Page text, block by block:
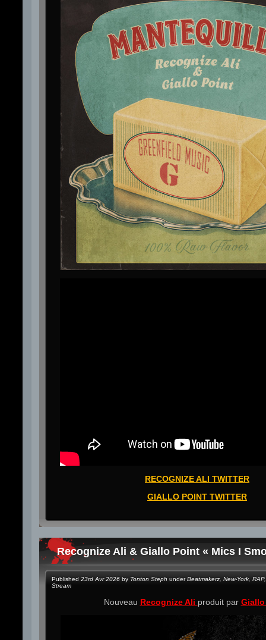
RECOGNIZE ALI TWITTER
GIALLO POINT TWITTER
Recognize Ali & Giallo Point « Mics I
Published 23rd Avr 2026 by Tonton Steph underBeatmakerz New-York RAP,
Stream
Nouveau Recognize Ali produit par